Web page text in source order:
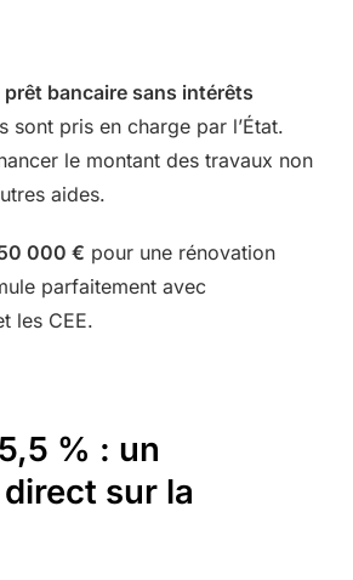
prêt bancaire sans intérêts
sont pris en charge par l’État.
le montant des travaux non
aides.
000 € pour une rénovation
parfaitement avec
les CEE.
% : un
sur la